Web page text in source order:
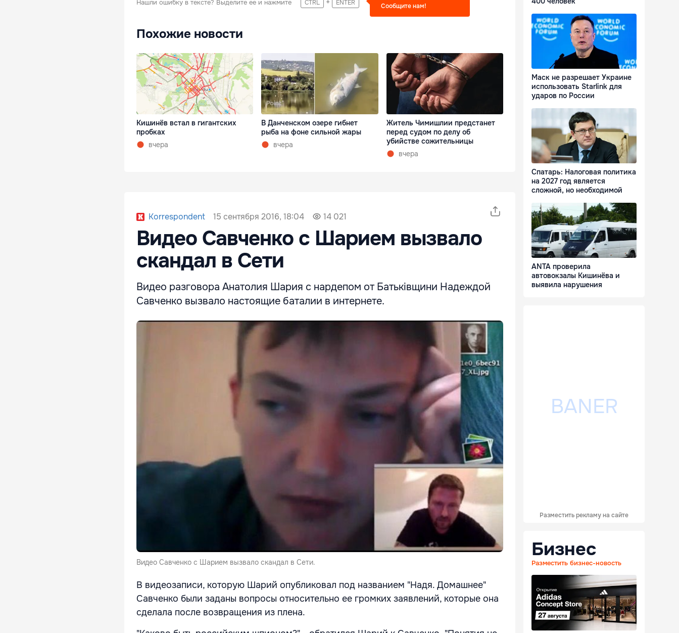
Нашли ошибку в тексте? Выделите ее и нажмите CTRL ENTER
Сообщите нам!
Похожие новости
Кишинёв встал в гигантских
пробках
вчера
В Данченском озере гибнет
рыба на фоне сильной жары
вчера
Житель Чимишлии предстанет
перед судом по делу об
убийстве сожительницы
вчера
Korrespondent 15 сентября 2016, 18:04 14 021
Видео Савченко с Шарием вызвало
скандал в Сети
Видео разговора Анатолия Шария с нардепом от Батьківщини Надеждой
Савченко вызвало настоящие баталии в интернете.
Видео Савченко с Шарием вызвало скандал в Сети.
В видеозаписи, которую Шарий опубликовал под названием "Надя. Домашнее"
Савченко были заданы вопросы относительно ее громких заявлений, которые она
сделала после возвращения из плена.
Маск не разрешает Украине
использовать Starlink для
ударов по России
Спатарь: Налоговая политика
на 2027 год является
сложной, но необходимой
ANTA проверила
автовокзалы Кишинёва и
выявила нарушения
Разместить рекламу на сайте
Бизнес
Разместить бизнес-новость